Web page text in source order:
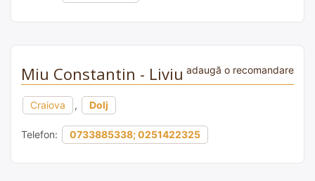
Miu Constantin - Liviu adaugă o recomandare
Craiova , Dolj
Telefon: 0733885338; 0251422325